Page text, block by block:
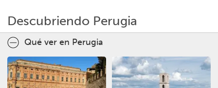
Descubriendo Perugia
Qué ver en Perugia